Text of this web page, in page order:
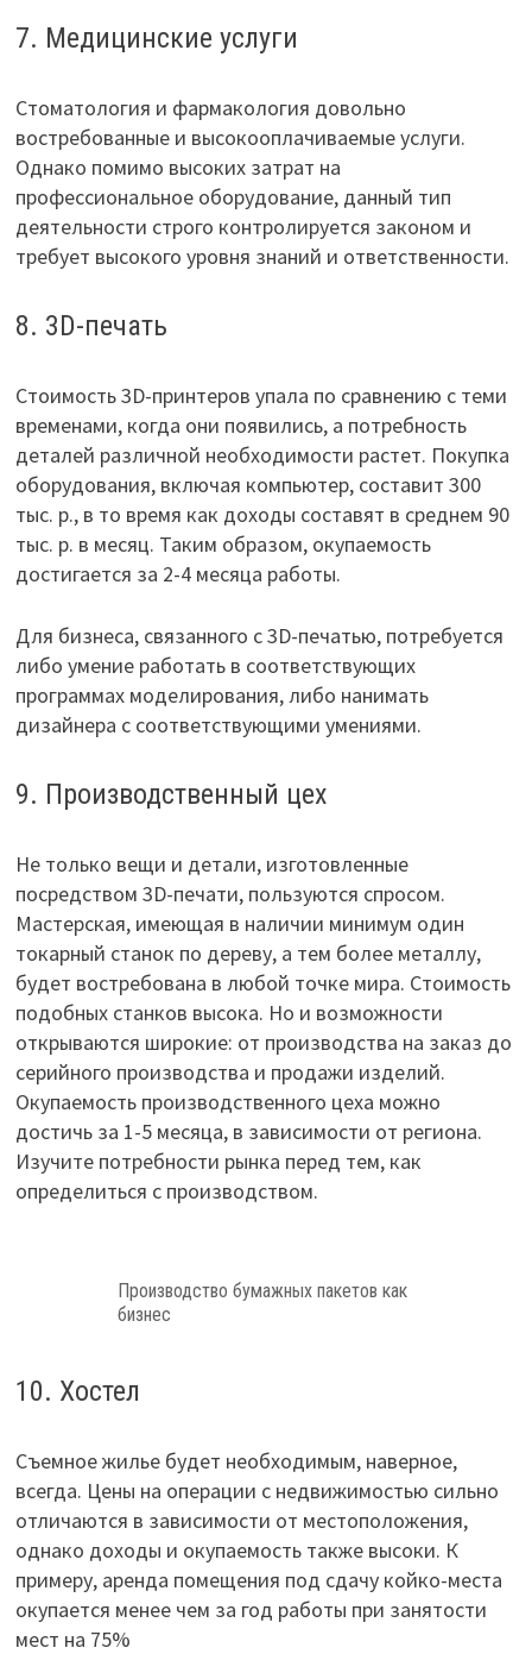
7. Медицинские услуги
Стоматология и фармакология довольно
востребованные и высокооплачиваемые услуги.
Однако помимо высоких затрат на
профессиональное оборудование, данный тип
деятельности строго контролируется законом и
требует высокого уровня знаний и ответственности.
8. 3D-печать
Стоимость 3D-принтеров упала по сравнению с теми
временами, когда они появились, а потребность
деталей различной необходимости растет. Покупка
оборудования, включая компьютер, составит 300
тыс. р., в то время как доходы составят в среднем 90
тыс. р. в месяц. Таким образом, окупаемость
достигается за 2-4 месяца работы.
Для бизнеса, связанного с 3D-печатью, потребуется
либо умение работать в соответствующих
программах моделирования, либо нанимать
дизайнера с соответствующими умениями.
9. Производственный цех
Не только вещи и детали, изготовленные
посредством 3D-печати, пользуются спросом.
Мастерская, имеющая в наличии минимум один
токарный станок по дереву, а тем более металлу,
будет востребована в любой точке мира. Стоимость
подобных станков высока. Но и возможности
открываются широкие: от производства на заказ до
серийного производства и продажи изделий.
Окупаемость производственного цеха можно
достичь за 1-5 месяца, в зависимости от региона.
Изучите потребности рынка перед тем, как
определиться с производством.
Производство бумажных пакетов как
бизнес
10. Хостел
Съемное жилье будет необходимым, наверное,
всегда. Цены на операции с недвижимостью сильно
отличаются в зависимости от местоположения,
однако доходы и окупаемость также высоки. К
примеру, аренда помещения под сдачу койко-места
окупается менее чем за год работы при занятости
мест на 75%